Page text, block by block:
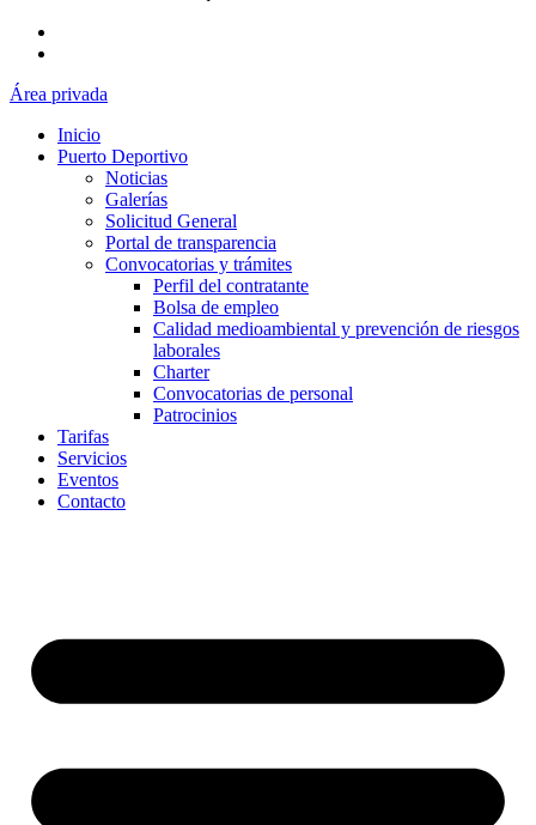
Área privada
Inicio
Puerto Deportivo
Noticias
Galerías
Solicitud General
Portal de transparencia
Convocatorias y trámites
Perfil del contratante
Bolsa de empleo
Calidad medioambiental y prevención de riesgos
laborales
Charter
Convocatorias de personal
Patrocinios
Tarifas
Servicios
Eventos
Contacto